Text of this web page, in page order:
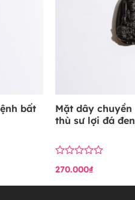
bất
Mặt dây
thù sư lợi đá
Được
xếp
hạng
270.000₫